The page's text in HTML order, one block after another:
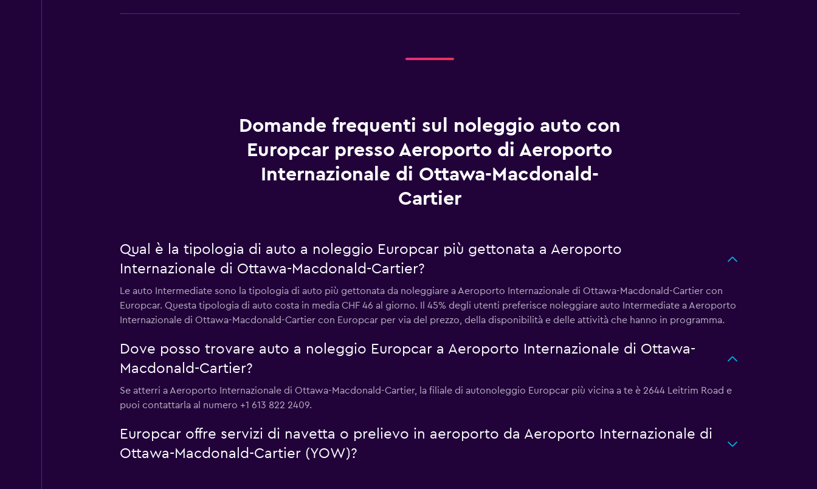
Domande frequenti sul noleggio auto con
Europcar presso Aeroporto di Aeroporto
Internazionale di Ottawa-Macdonald-
Cartier
Qual è la tipologia di auto a noleggio Europcar più gettonata a Aeroporto
Internazionale di Ottawa-Macdonald-Cartier?
Le auto Intermediate sono la tipologia di auto più gettonata da noleggiare a Aeroporto Internazionale di Ottawa-Macdonald-Cartier con
Europcar. Questa tipologia di auto costa in media CHF 46 al giorno. Il 45% degli utenti preferisce noleggiare auto Intermediate a Aeroporto
Internazionale di Ottawa-Macdonald-Cartier con Europcar per via del prezzo, della disponibilità e delle attività che hanno in programma.
Dove posso trovare auto a noleggio Europcar a Aeroporto Internazionale di Ottawa-
Macdonald-Cartier?
Se atterri a Aeroporto Internazionale di Ottawa-Macdonald-Cartier, la filiale di autonoleggio Europcar più vicina a te è 2644 Leitrim Road e
puoi contattarla al numero +1 613 822 2409.
Europcar offre servizi di navetta o prelievo in aeroporto da Aeroporto Internazionale di
Ottawa-Macdonald-Cartier (YOW)?